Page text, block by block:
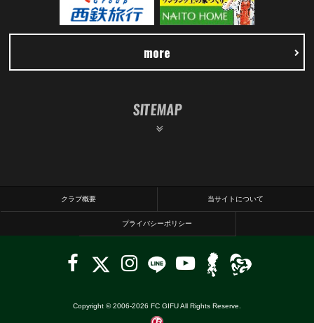
more
SITEMAP
クラブ概要 当サイトについて
プライバシーポリシー
Copyright © 2006-2026 FC GIFU All Rights Reserve.